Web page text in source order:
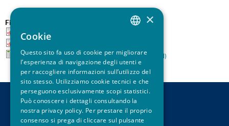
File:
Mappa ACEPI - 1 giugno 2026 (formato A4)
Mappa ACEPI - lista prodotti - 1 giugno 2026 (formato Excel)
CONTATTI
LEGAL DISCLAIMER
×
Cookie
Questo sito fa uso di cookie per migliorare
l’esperienza di navigazione degli utenti e
per raccogliere informazioni sull’utilizzo del
sito stesso. Utilizziamo cookie tecnici e che
perseguono esclusivamente scopi statistici.
Può conoscere i dettagli consultando la
nostra privacy policy. Per prestare il proprio
consenso si prega di cliccare sul pulsante